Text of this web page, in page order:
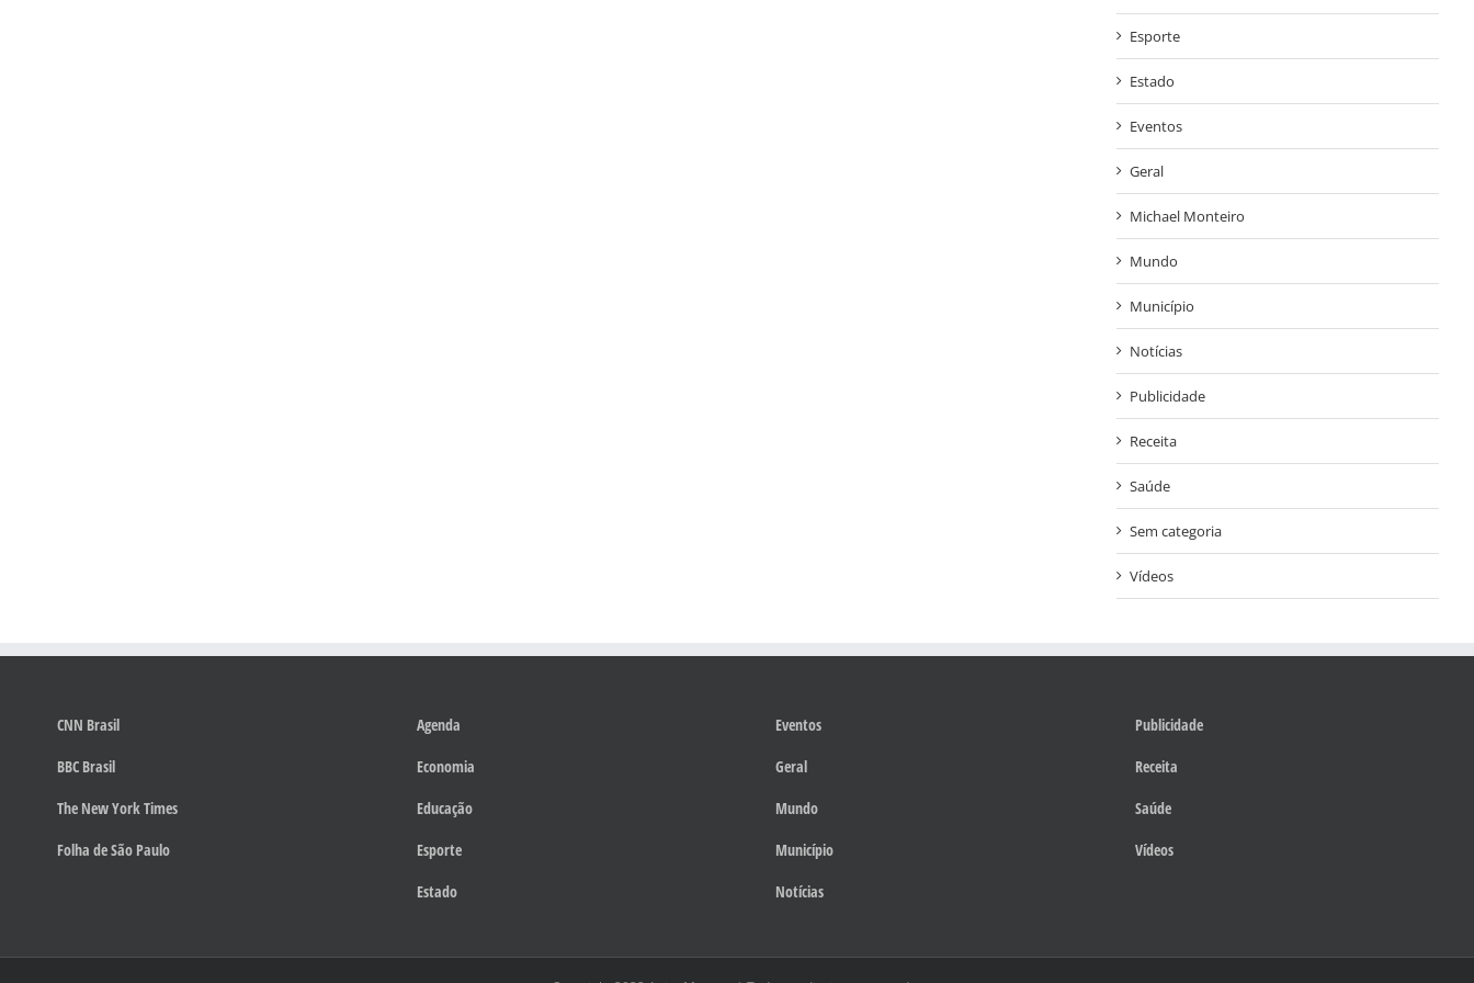
Esporte
Estado
Eventos
Geral
Michael Monteiro
Mundo
Município
Notícias
Publicidade
Receita
Saúde
Sem categoria
Vídeos
CNN Brasil
BBC Brasil
The New York Times
Folha de São Paulo
Agenda
Economia
Educação
Esporte
Estado
Eventos
Geral
Mundo
Município
Notícias
Publicidade
Receita
Saúde
Vídeos